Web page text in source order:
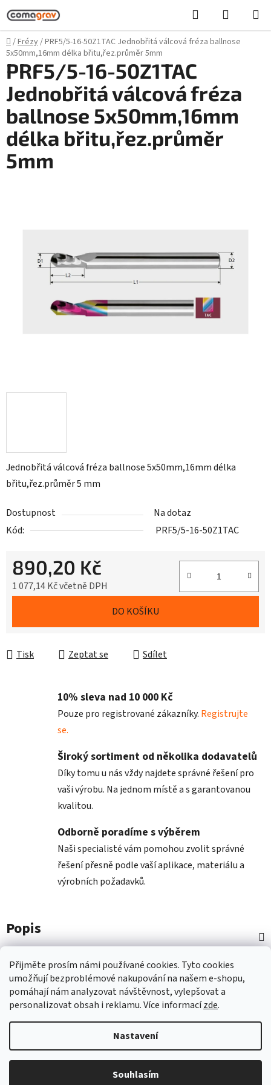
Přijměte prosím námi používané cookies. Tytocookies
umožňujíbezproblémové nakupování na našem e-shopu,
pomáhají námanalyzovat návštěvnost,vylepšovat a
personalizovatobsah i reklamu.Více informacízde.
Nastavení
Souhlasím
Přejít
na
obsah
Hledat
KOŠÍK
Domů
/Frézy/PRF5/5-16-50Z1TAC Jednobřitá válcová fréza ballnose
5x50mm,16mm délka břitu,řez.průměr 5mm
Jednobřitá válcová fréza ballnose 5x50mm,16mm délka
břitu,řez.průměr 5 mm
Dostupnost
Na dotaz
Kód:
PRF5/5-16-50Z1TAC
890,20 Kč
1 077,14 Kč včetně DPH
DO KOŠÍKU
Tisk Zeptat se Sdílet
PRF5/5-16-50Z1TAC
Jednobřitá válcová fréza
ballnose 5x50mm,16mm
délka břitu,řez.průměr
5mm
10% sleva nad 10 000 Kč
Pouze pro registrované zákazníky. Registrujte
se.
Široký sortiment od několika dodavatelů
Díky tomu u nás vždy najdete správné řešení pro
vaši výrobu. Na jednom místě a s garantovanou
kvalitou.
Odborně poradíme s výběrem
Naši specialisté vám pomohou zvolit správné
řešení přesně podle vaší aplikace, materiálu a
výrobních požadavků.
Popis
Diskuze
Vytvořil Shoptet
Nástroje COMAGRAV